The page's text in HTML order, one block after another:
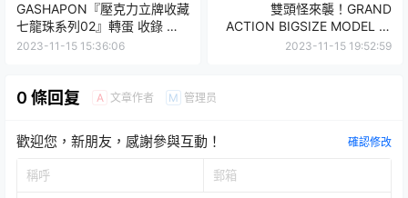
GASHAPON『壓克力立牌收藏
七龍珠系列02』轉蛋 收錄 悟
空No.1名台詞投票TOP3！
2023-11-15 15:36:06
雙頭怪來襲！GRAND
ACTION BIGSIZE MODEL 達
普拉斯M2機械獸
2023-11-15 19:52:59
0 條回复 A 文章作者 M 管理员
歡迎您，新朋友，感謝參與互動！ 確認修改